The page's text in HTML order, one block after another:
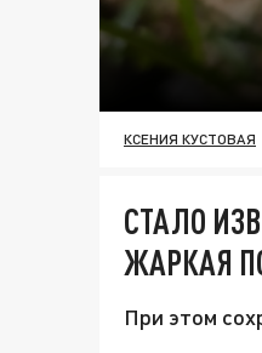
КСЕНИЯ КУСТОВАЯ
СТАЛО
ЖАРКАЯ
При этом